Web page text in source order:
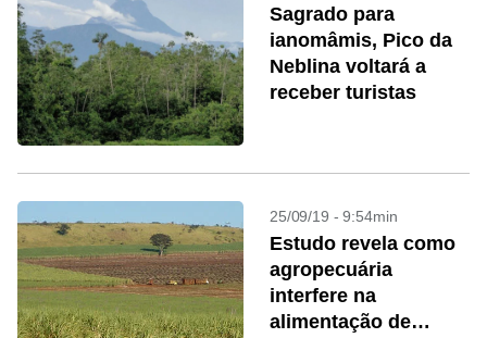
Sagrado para
ianomâmis, Pico da
Neblina voltará a
receber turistas
25/09/19 - 9:54min
Estudo revela como
agropecuária
interfere na
alimentação de